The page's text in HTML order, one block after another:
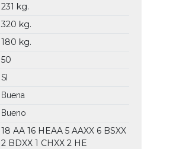
231 kg.
320 kg.
180 kg.
50
SI
Buena
Bueno
18 AA 16 HEAA 5 AAXX 6 BSXX
2 BDXX 1 CHXX 2 HE